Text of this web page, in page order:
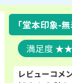
「堂本印象-無
レビューコメ